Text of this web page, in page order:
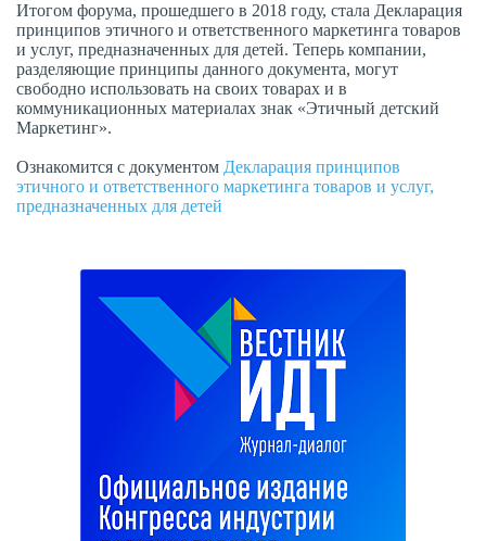
Итогом форума, прошедшего в 2018 году, стала Декларация
принципов этичного и ответственного маркетинга товаров
и услуг, предназначенных для детей. Теперь компании,
разделяющие принципы данного документа, могут
свободно использовать на своих товарах и в
коммуникационных материалах знак «Этичный детский
Маркетинг».
Ознакомится с документом Декларация принципов
этичного и ответственного маркетинга товаров и услуг,
предназначенных для детей